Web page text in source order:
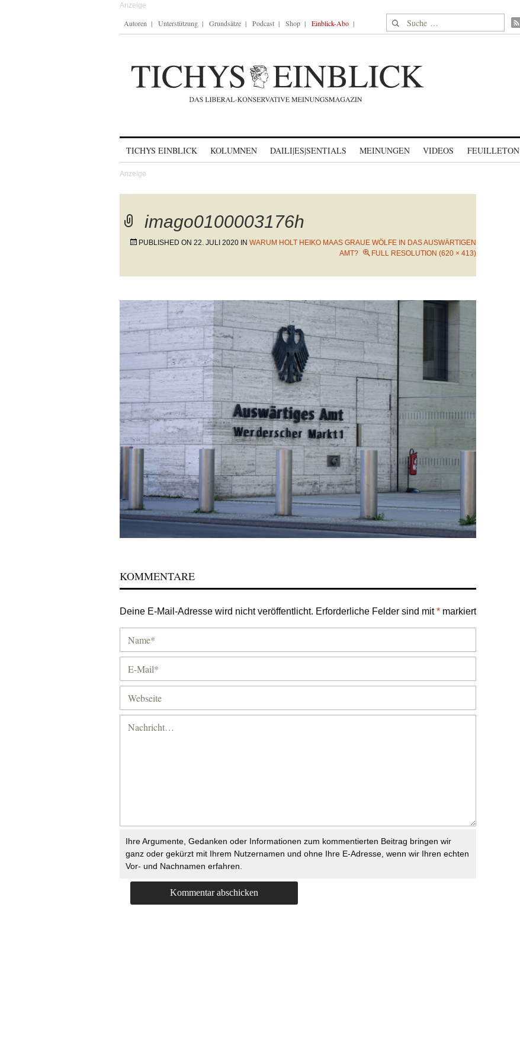
Autoren Unterstützung Grundsätze Podcast Shop Einblick-Abo Suche nach:
TICHYS EINBLICK KOLUMNEN DAILI|ES|SENTIALS MEINUNGEN VIDEOS FEUILLETON
imago0100003176h
PUBLISHED ON 22. JULI 2020 IN WARUM HOLT HEIKO MAAS GRAUE WÖLFE IN DAS AUSWÄRTIGEN
AMT?
FULL RESOLUTION (620 × 413)
KOMMENTARE
Deine E-Mail-Adresse wird nicht veröffentlicht. Erforderliche Felder sind mit* markiert
Ihre Argumente, Gedanken oder Informationen zum kommentierten Beitrag bringen wir
ganz oder gekürzt mit Ihrem Nutzernamen und ohne Ihre E-Adresse, wenn wir Ihren echten
Vor- und Nachnamen erfahren.